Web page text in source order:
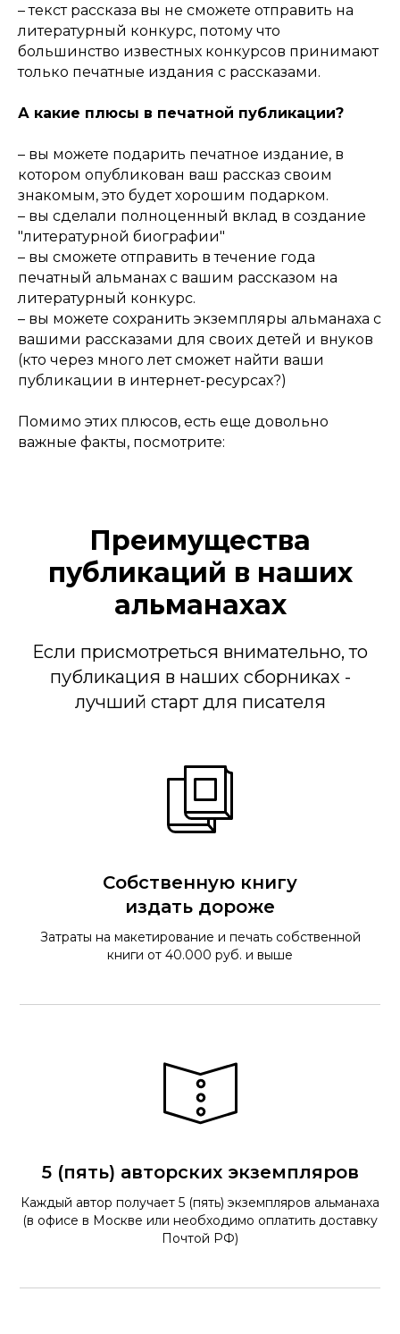
– текст рассказа вы не сможете отправить на
литературный конкурс, потому что
большинство известных конкурсов принимают
только печатные издания с рассказами.
А какие плюсы в печатной публикации?
– вы можете подарить печатное издание, в
котором опубликован ваш рассказ своим
знакомым, это будет хорошим подарком.
– вы сделали полноценный вклад в создание
"литературной биографии"
– вы сможете отправить в течение года
печатный альманах с вашим рассказом на
литературный конкурс.
– вы можете сохранить экземпляры альманаха с
вашими рассказами для своих детей и внуков
(кто через много лет сможет найти ваши
публикации в интернет-ресурсах?)
Помимо этих плюсов, есть еще довольно
важные факты, посмотрите:
Преимущества
публикаций в наших
альманахах
Если присмотреться внимательно, то
публикация в наших сборниках -
лучший старт для писателя
Собственную книгу
издать дороже
Затраты на макетирование и печать собственной
книги от 40.000 руб. и выше
5 (пять) авторских экземпляров
Каждый автор получает 5 (пять) экземпляров альманаха
(в офисе в Москве или необходимо оплатить доставку
Почтой РФ)